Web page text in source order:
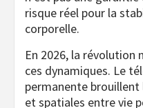
risque réel pour la
corporelle.
En 2026, la révolution
ces dynamiques. Le
permanente
et spatiales entre vie